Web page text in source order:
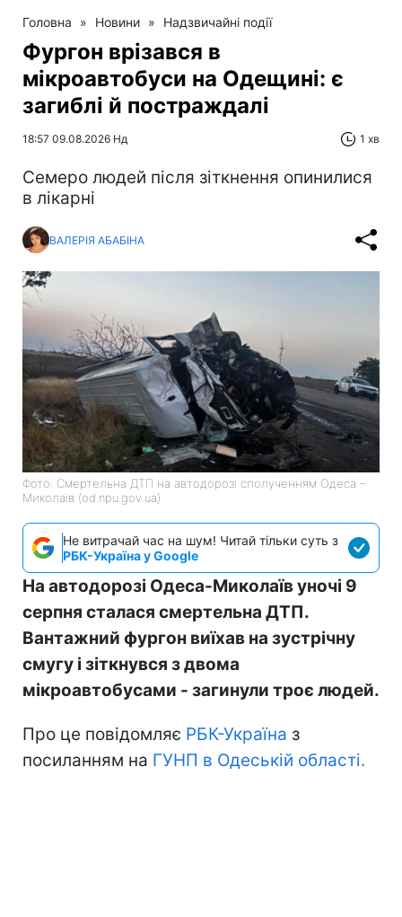
Головна » Новини » Надзвичайні події
Фургон врізався в
мікроавтобуси на Одещині: є
загиблі й постраждалі
18:57 09.08.2026 Нд 1 хв
Cемеро людей після зіткнення опинилися
в лікарні
ВАЛЕРІЯ АБАБІНА
Фото: Смертельна ДТП на автодорозі сполученням Одеса –
Миколаїв (od.npu.gov.ua)
Не витрачай час на шум! Читай тільки суть з
РБК-Україна у Google
На автодорозі Одеса-Миколаїв уночі 9
серпня сталася смертельна ДТП.
Вантажний фургон виїхав на зустрічну
смугу і зіткнувся з двома
мікроавтобусами - загинули троє людей.
Про це повідомляє РБК-Україна з
посиланням на ГУНП в Одеській області.